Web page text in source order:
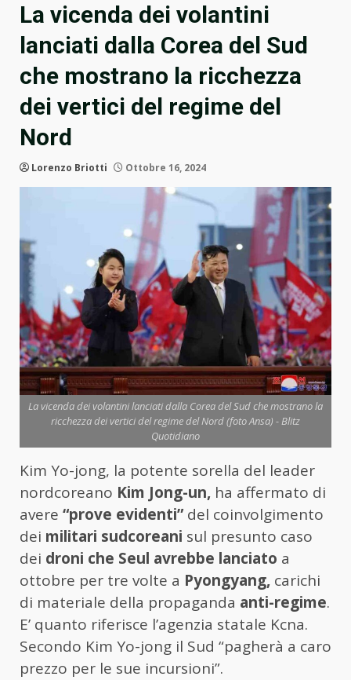
La vicenda dei volantini
lanciati dalla Corea del Sud
che mostrano la ricchezza
dei vertici del regime del
Nord
Lorenzo Briotti Ottobre 16, 2024
La vicenda dei volantini lanciati dalla Corea del Sud che mostrano la
ricchezza dei vertici del regime del Nord (foto Ansa) - Blitz
Quotidiano
Kim Yo-jong, la potente sorella del leader
nordcoreano Kim Jong-un, ha affermato di
avere “prove evidenti”del coinvolgimento
dei militari sudcoreani sul presunto caso
dei droni che Seul avrebbe lanciato a
ottobre per tre volte a Pyongyang, carichi
di materiale della propaganda anti-regime.
E’ quanto riferisce l’agenzia statale Kcna.
Secondo Kim Yo-jong il Sud “pagherà a caro
prezzo per le sue incursioni”.